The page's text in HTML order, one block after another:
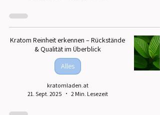
Kratom Reinheit erkennen – Rückstände
& Qualität im Überblick
Alles
kratomladen.at
21. Sept. 2025
2 Min. Lesezeit